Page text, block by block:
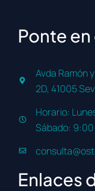
Ponte
Avda Ramón
2D, 41005
Horario:
Sábado:
Enlaces